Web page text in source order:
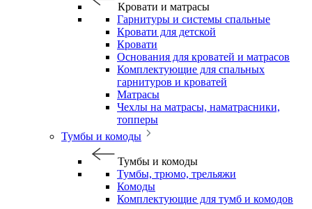
Кровати и матрасы
Гарнитуры и системы спальные
Кровати для детской
Кровати
Основания для кроватей и матрасов
Комплектующие для спальных
гарнитуров и кроватей
Матрасы
Чехлы на матрасы, наматрасники,
топперы
Тумбы и комоды
Тумбы и комоды
Тумбы, трюмо, трельяжи
Комоды
Комплектующие для тумб и комодов